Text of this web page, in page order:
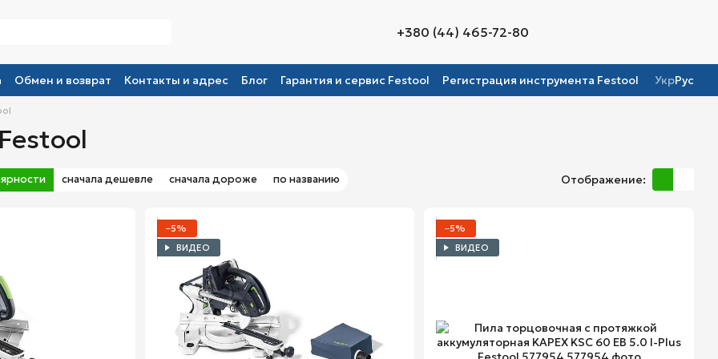
+380 (44) 465-72-80
Обмен и возврат Контакты и адрес Блог Гарантия и сервис Festool Регистрация инструмента Festool УкрРус
сначала дешевле сначала дороже по названию Отображение:
−5%
ВИДЕО
−5%
ВИДЕО